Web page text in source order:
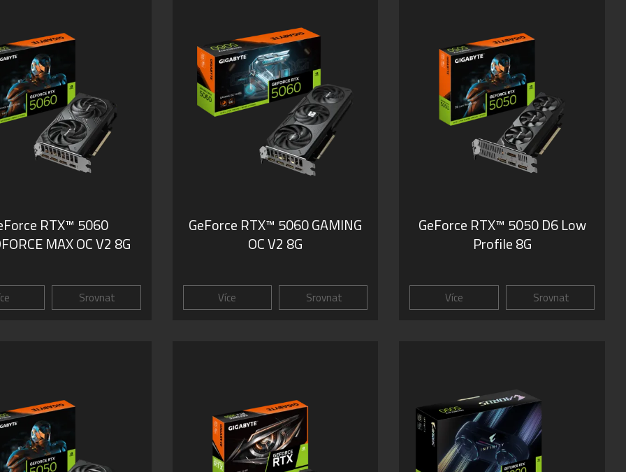
RTX™ 5060
MAX OC V2 8G
Srovnat
GeForce RTX™ 5060 GAMING
OC V2 8G
Více Srovnat
GeForce RTX™ 5050 D6 Low
Profile 8G
Více Srovnat